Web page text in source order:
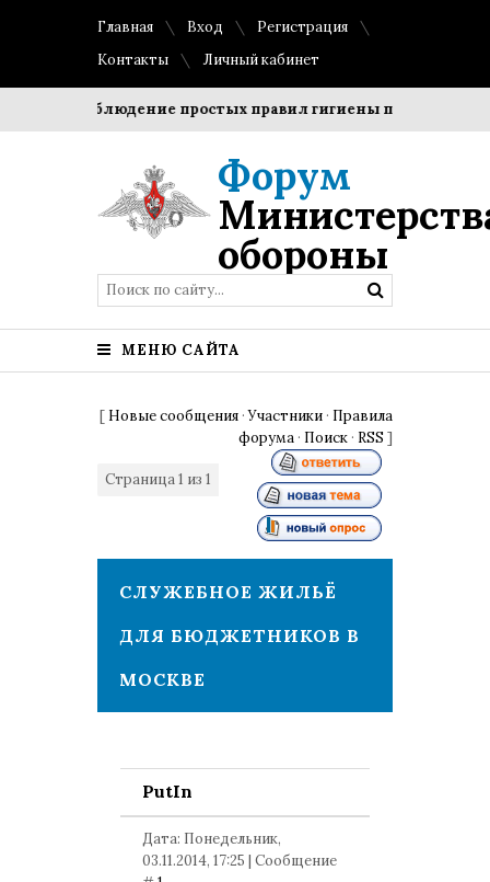
Главная Вход
Регистрация
Контакты
Личный кабинет
Соблюдение простых правил гигиены помогает
Форум
обороны
МЕНЮ САЙТА
[ Новые сообщения ·Участники · Правила
форума · Поиск · RSS ]
Страница1 из 1
СЛУЖЕБНОЕ ЖИЛЬЁ
ДЛЯ БЮДЖЕТНИКОВ В
МОСКВЕ
PutIn
Дата: Понедельник,
03.11.2014, 17:25 | Сообщение